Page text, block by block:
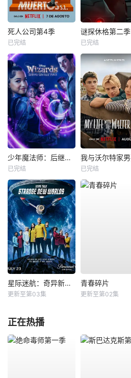
死人公司第4季
已完结
谜探休格第二季
已完结
少年魔法师：后继者第三季
已完结 已完结
星际迷航：奇异新世界第四季
更新至第03集
青春碎片
更新至第02集
正在热播